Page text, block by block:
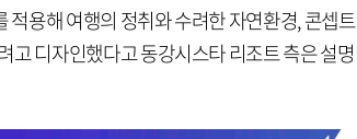
용해 여행의 정취와 수려한 자연환경, 콘셉트
고 디자인했다고 동강시스타 리조트 측은 설명